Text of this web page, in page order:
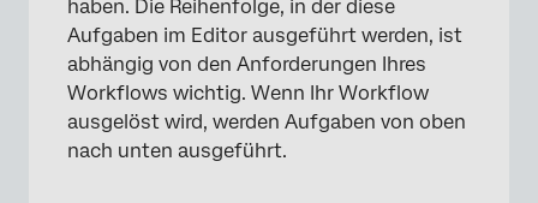
haben. Die Reihenfolge, in der diese
Aufgaben im Editor ausgeführt werden, ist
abhängig von den Anforderungen Ihres
Workflows wichtig. Wenn Ihr Workflow
ausgelöst wird, werden Aufgaben von oben
nach unten ausgeführt.